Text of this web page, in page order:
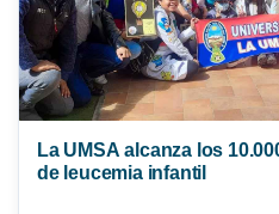
La UMSA alcanza los
de leucemia infantil